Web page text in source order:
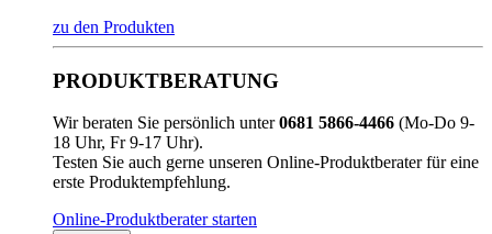
zu den Produkten
PRODUKTBERATUNG
Wir beraten Sie persönlich unter0681 5866-4466 (Mo-Do 9-
18 Uhr, Fr 9-17 Uhr).
Testen Sie auch gerne unseren Online-Produktberater für eine
erste Produktempfehlung.
Online-Produktberater starten